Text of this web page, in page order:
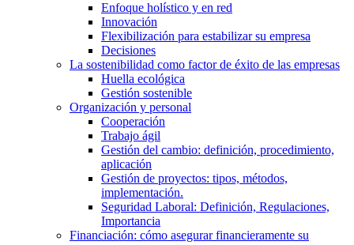
Enfoque holístico y en red
Innovación
Flexibilización para estabilizar su empresa
Decisiones
La sostenibilidad como factor de éxito de las empresas
Huella ecológica
Gestión sostenible
Organización y personal
Cooperación
Trabajo ágil
Gestión del cambio: definición, procedimiento,
aplicación
Gestión de proyectos: tipos, métodos,
implementación.
Seguridad Laboral: Definición, Regulaciones,
Importancia
Financiación: cómo asegurar financieramente su